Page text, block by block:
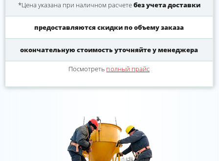
*Цена указана при наличном расчетебез учета доставки
предоставляются скидки по объему заказа
окончательную стоимость уточняйте у менеджера
Посмотреть полный прайс